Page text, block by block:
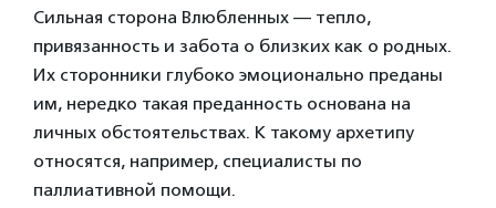
Сильная сторона Влюбленных — тепло,
привязанность и забота о близких как о родных.
Их сторонники глубоко эмоционально преданы
им, нередко такая преданность основана на
личных обстоятельствах. К такому архетипу
относятся, например, специалисты по
паллиативной помощи.